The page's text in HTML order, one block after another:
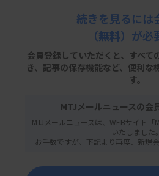
続きを見るには
（無料）が必
会員登録していただくと、すべて
き、 記事の保存機能など、便利な
す。
MTJメールニュースの会
MTJメールニュースは、WEBサイト「
いたしました。
お手数ですが、下記より再度、新規